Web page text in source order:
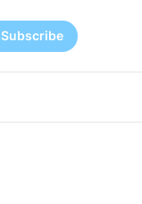
Subscribe